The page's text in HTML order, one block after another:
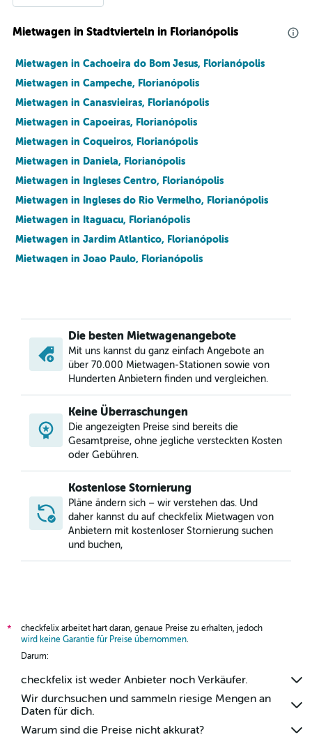
Mietwagen in Stadtvierteln in Florianópolis
Mietwagen in Cachoeira do Bom Jesus, Florianópolis
Mietwagen in Campeche, Florianópolis
Mietwagen in Canasvieiras, Florianópolis
Mietwagen in Capoeiras, Florianópolis
Mietwagen in Coqueiros, Florianópolis
Mietwagen in Daniela, Florianópolis
Mietwagen in Ingleses Centro, Florianópolis
Mietwagen in Ingleses do Rio Vermelho, Florianópolis
Mietwagen in Itaguacu, Florianópolis
Mietwagen in Jardim Atlantico, Florianópolis
Mietwagen in Joao Paulo, Florianópolis
Mietwagen in Lagoa da Conceicao, Florianópolis
Mietwagen in Praia dos Açores, Florianópolis
Mietwagen in Retiro, Florianópolis
Mietwagen in Rio Tavares Central, Florianópolis
Mietwagen in Rio Tavares do Norte, Florianópolis
Mietwagen in Rio Vermelho, Florianópolis
Die besten Mietwagenangebote
Mit uns kannst du ganz einfach Angebote an
über 70.000 Mietwagen-Stationen sowie von
Hunderten Anbietern finden und vergleichen.
Keine Überraschungen
Die angezeigten Preise sind bereits die
Gesamtpreise, ohne jegliche versteckten Kosten
oder Gebühren.
Kostenlose Stornierung
Pläne ändern sich – wir verstehen das. Und
daher kannst du auf checkfelix Mietwagen von
Anbietern mit kostenloser Stornierung suchen
und buchen,
*
checkfelix arbeitet hart daran, genaue Preise zu erhalten, jedoch
wird keine Garantie für Preise übernommen.
Darum:
checkfelix ist weder Anbieter noch Verkäufer.
Wir durchsuchen und sammeln riesige Mengen an
Daten für dich.
Warum sind die Preise nicht akkurat?